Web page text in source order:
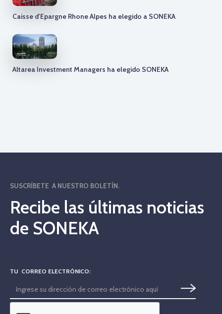
Caisse d'Epargne Rhone Alpes ha elegido a SONEKA
Altarea Investment Managers ha elegido SONEKA
SUSCRÍBETE A NUESTRO BOLETÍN.
Recibe las últimas noticias
de SONEKA
TU CORREO ELECTRÓNICO: